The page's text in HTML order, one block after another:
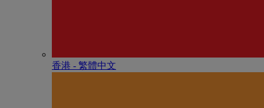
香港 - 繁體中文